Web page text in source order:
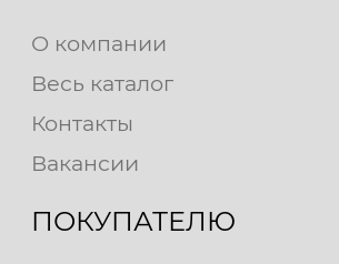
О компании
Весь каталог
Контакты
Вакансии
ПОКУПАТЕЛЮ